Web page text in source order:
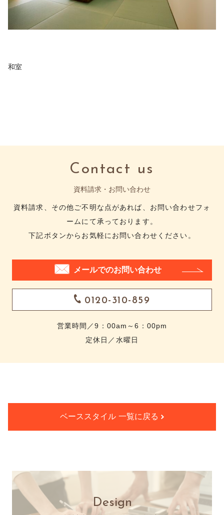
和室
Contact us
資料請求・お問い合わせ
資料請求、その他ご不明な点があれば、お問い合わせフォ
ームにて承っております。
下記ボタンからお気軽にお問い合わせください。
メールでのお問い合わせ
0120-310-859
営業時間／9：00am～6：00pm
定休日／水曜日
ベーススタイル 一覧に戻る
Design